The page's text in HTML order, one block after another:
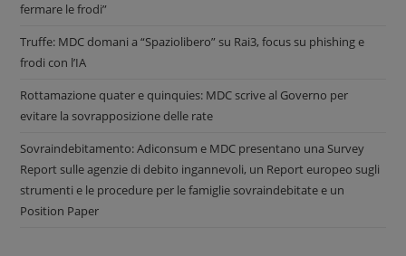
fermare le frodi”
Truffe: MDC domani a “Spaziolibero” su Rai3, focus su phishing e
frodi con l’IA
Rottamazione quater e quinquies: MDC scrive al Governo per
evitare la sovrapposizione delle rate
Sovraindebitamento: Adiconsum e MDC presentano una Survey
Report sulle agenzie di debito ingannevoli, un Report europeo sugli
strumenti e le procedure per le famiglie sovraindebitate e un
Position Paper